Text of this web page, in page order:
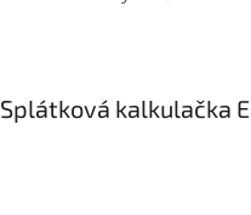
u
Splátková kalkulačka